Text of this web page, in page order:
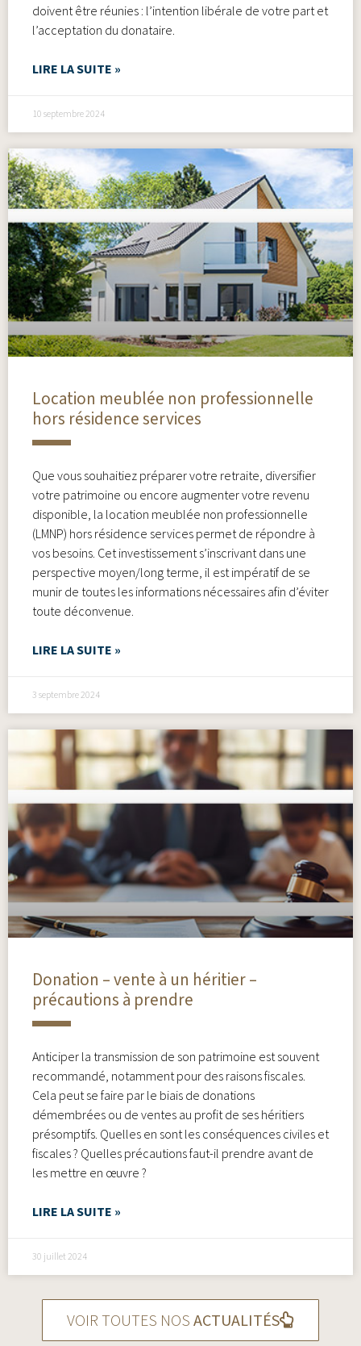
doivent être réunies : l’intention libérale de votre part et
l’acceptation du donataire.
LIRE LA SUITE »
10 septembre 2024
Location meublée non professionnelle
hors résidence services
Que vous souhaitiez préparer votre retraite, diversifier
votre patrimoine ou encore augmenter votre revenu
disponible, la location meublée non professionnelle
(LMNP) hors résidence services permet de répondre à
vos besoins. Cet investissement s’inscrivant dans une
perspective moyen/long terme, il est impératif de se
munir de toutes les informations nécessaires afin d’éviter
toute déconvenue.
LIRE LA SUITE »
3 septembre 2024
Donation – vente à un héritier –
précautions à prendre
Anticiper la transmission de son patrimoine est souvent
recommandé, notamment pour des raisons fiscales.
Cela peut se faire par le biais de donations
démembrées ou de ventes au profit de ses héritiers
présomptifs. Quelles en sont les conséquences civiles et
fiscales ? Quelles précautions faut-il prendre avant de
les mettre en œuvre ?
LIRE LA SUITE »
30 juillet 2024
VOIR TOUTES NOS ACTUALITÉS